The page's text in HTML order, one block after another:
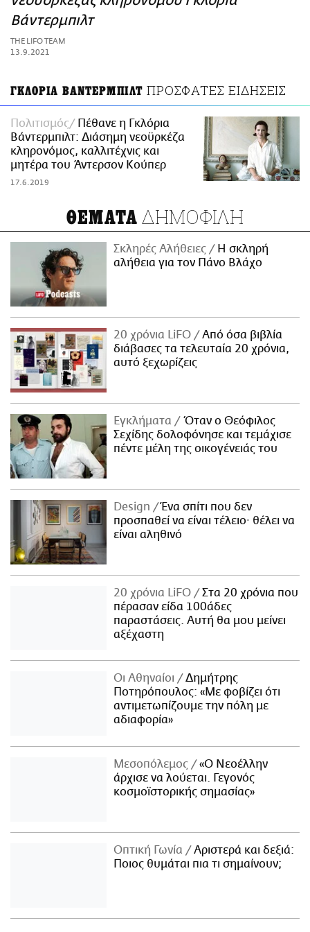
ΑΜΠΑ
PRINT
Βάντερμπιλτ
THE LIFO TEAM
13.9.2021
ΓΚΛΟΡΙΑ ΒΑΝΤΕΡΜΠΙΛΤ ΠΡΟΣΦΑΤΕΣ ΕΙΔΗΣΕΙΣ
Πολιτισμός
Πέθανε η Γκλόρια
Βάντερμπιλτ: Διάσημη νεοϋρκέζα
κληρονόμος, καλλιτέχνις και
μητέρα του Άντερσον Κούπερ
17.6.2019
ΘΕΜΑΤΑ ΔΗΜΟΦΙΛΗ
Σκληρές Αλήθειες
H σκληρή
αλήθεια για τον Πάνο Βλάχο
20 χρόνια LiFO
Από όσα βιβλία
διάβασες τα τελευταία 20 χρόνια,
αυτό ξεχωρίζεις
Εγκλήματα
Όταν ο Θεόφιλος
Σεχίδης δολοφόνησε και τεμάχισε
πέντε μέλη της οικογένειάς του
Design
Ένα σπίτι που δεν
προσπαθεί να είναι τέλειο· θέλει να
είναι αληθινό
20 χρόνια LiFO
Στα 20 χρόνια που
πέρασαν είδα 100άδες
παραστάσεις. Αυτή θα μου μείνει
αξέχαστη
Οι Αθηναίοι
Δημήτρης
Ποτηρόπουλος: «Με φοβίζει ότι
αντιμετωπίζουμε την πόλη με
αδιαφορία»
Μεσοπόλεμος
«Ο Νεοέλλην
άρχισε να λούεται. Γεγονός
κοσμοϊστορικής σημασίας»
Οπτική Γωνία
Αριστερά και δεξιά:
Ποιος θυμάται πια τι σημαίνουν;